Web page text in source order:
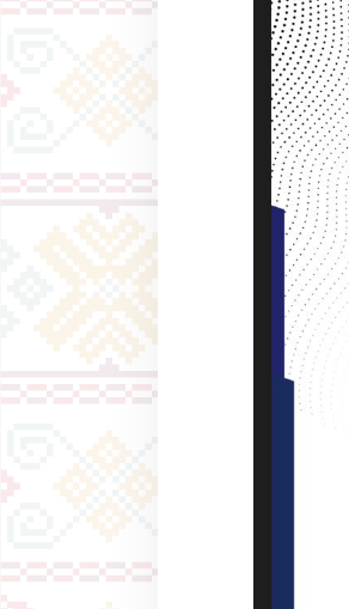
b
a
r
a
n
-
2
0
2
2